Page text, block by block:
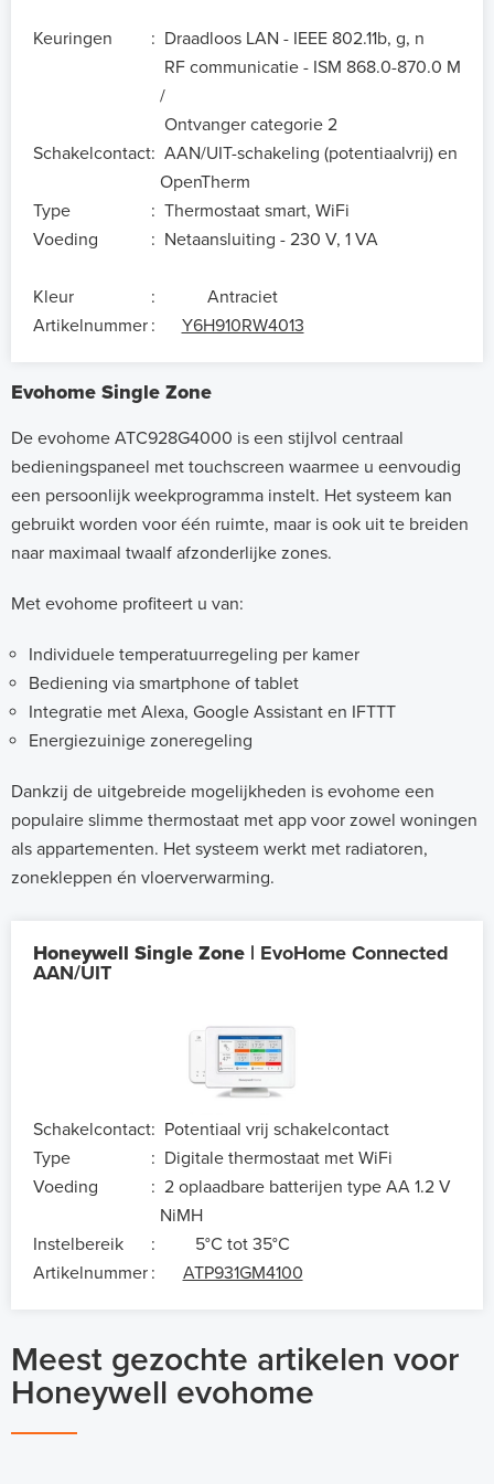
Keuringen : Draadloos LAN - IEEE 802.11b, g, n
RF communicatie - ISM 868.0-870.0 MHz
/
Ontvanger categorie 2
Schakelcontact: AAN/UIT-schakeling (potentiaalvrij) en
OpenTherm
Type
: Thermostaat smart, WiFi
Voeding
: Netaansluiting - 230 V, 1 VA
Kleur :
Antraciet
Artikelnummer : Y6H910RW4013
Evohome Single Zone
De evohome ATC928G4000 is een stijlvol centraal
bedieningspaneel met touchscreen waarmee u eenvoudig
een persoonlijk weekprogramma instelt. Het systeem kan
gebruikt worden voor één ruimte, maar is ook uit te breiden
naar maximaal twaalf afzonderlijke zones.
Met evohome profiteert u van:
Individuele temperatuurregeling per kamer
Bediening via smartphone of tablet
Integratie met Alexa, Google Assistant en IFTTT
Energiezuinige zoneregeling
Dankzij de uitgebreide mogelijkheden is evohome een
populaire slimme thermostaat met app voor zowel woningen
als appartementen. Het systeem werkt met radiatoren,
zonekleppen én vloerverwarming.
Honeywell Single Zone | EvoHome Connected
AAN/UIT
Schakelcontact: Potentiaal vrij schakelcontact
Type
: Digitale thermostaat met WiFi
Voeding
: 2 oplaadbare batterijen type AA 1.2 V
NiMH
Instelbereik
:
5°C tot 35°C
Artikelnummer : ATP931GM4100
Meest gezochte artikelen voor
Honeywell evohome